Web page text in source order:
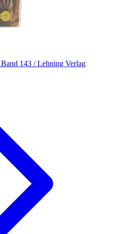
143 / Lehning Verlag